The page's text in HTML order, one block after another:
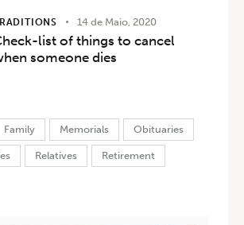
14 de Maio, 2020
list of things to cancel
someone dies
Family Memorials Obituaries
Relatives Retirement